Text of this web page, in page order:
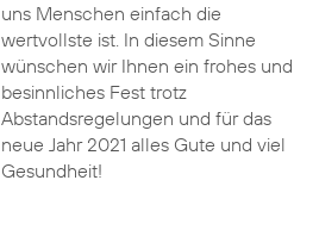
uns Menschen einfach die
wertvollste ist. In diesem Sinne
wünschen wir Ihnen ein frohes und
besinnliches Fest trotz
Abstandsregelungen und für das
neue Jahr 2021 alles Gute und viel
Gesundheit!